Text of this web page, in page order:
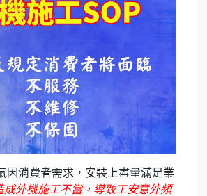
因消費者需求，安裝上盡量滿足業
成外機施工不當，導致工安意外頻